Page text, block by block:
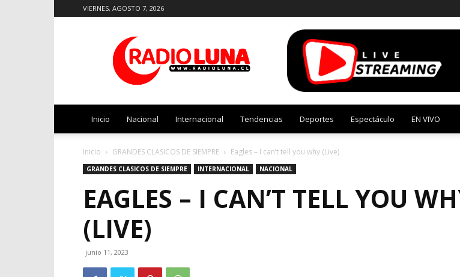
VIERNES, AGOSTO 7, 2026
Luna
Inicio Nacional Internacional Tendencias Deportes Espectáculo EN VIVO
Inicio GRANDES CLASICOS DE SIEMPRE Eagles – I can’t tell you why (Live)
GRANDES CLASICOS DE SIEMPRE INTERNACIONAL NACIONAL
EAGLES – I CAN’T TELL YOU
(LIVE)
junio 11, 2023